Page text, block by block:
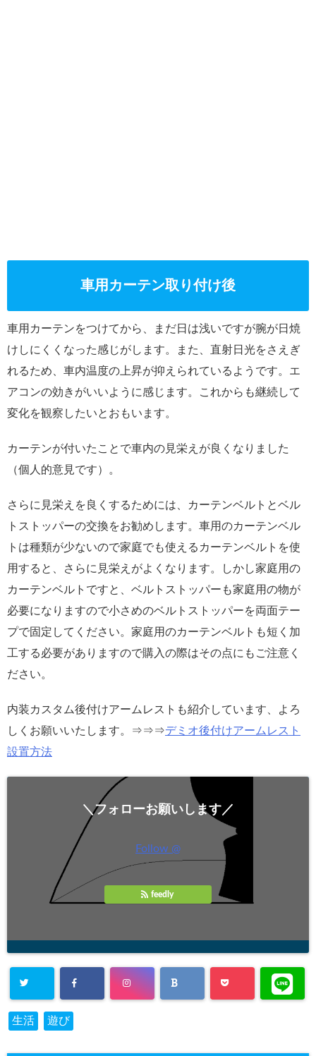
車用カーテン取り付け後
車用カーテンをつけてから、まだ日は浅いですが腕が日焼
けしにくくなった感じがします。また、直射日光をさえぎ
れるため、車内温度の上昇が抑えられているようです。エ
アコンの効きがいいように感じます。これからも継続して
変化を観察したいとおもいます。
カーテンが付いたことで車内の見栄えが良くなりました
（個人的意見です）。
さらに見栄えを良くするためには、カーテンベルトとベル
トストッパーの交換をお勧めします。車用のカーテンベル
トは種類が少ないので家庭でも使えるカーテンベルトを使
用すると、さらに見栄えがよくなります。しかし家庭用の
カーテンベルトですと、ベルトストッパーも家庭用の物が
必要になりますので小さめのベルトストッパーを両面テー
プで固定してください。家庭用のカーテンベルトも短く加
工する必要がありますので購入の際はその点にもご注意く
ださい。
内装カスタム後付けアームレストも紹介しています、よろ
しくお願いいたします。⇒⇒⇒デミオ後付けアームレスト
設置方法
＼フォローお願いします／
Follow @
feedly
生活 遊び